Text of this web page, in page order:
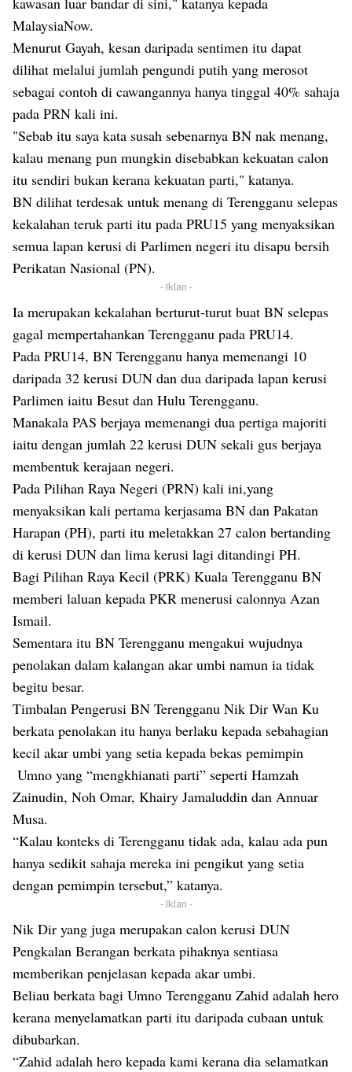
MalaysiaNow.
Menurut Gayah, kesan daripada sentimen itu dapat
dilihat melalui jumlah pengundi putih yang merosot
sebagai contoh di cawangannya hanya tinggal 40% sahaja
pada PRN kali ini.
"Sebab itu saya kata susah sebenarnya BN nak menang,
kalau menang pun mungkin disebabkan kekuatan calon
itu sendiri bukan kerana kekuatan parti," katanya.
BN dilihat terdesak untuk menang di Terengganu selepas
kekalahan teruk parti itu pada PRU15 yang menyaksikan
semua lapan kerusi di Parlimen negeri itu disapu bersih
Perikatan Nasional (PN).
- Iklan -
Ia merupakan kekalahan berturut-turut buat BN selepas
gagal mempertahankan Terengganu pada PRU14.
Pada PRU14, BN Terengganu hanya memenangi 10
daripada 32 kerusi DUN dan dua daripada lapan kerusi
Parlimen iaitu Besut dan Hulu Terengganu.
Manakala PAS berjaya memenangi dua pertiga majoriti
iaitu dengan jumlah 22 kerusi DUN sekali gus berjaya
membentuk kerajaan negeri.
Pada Pilihan Raya Negeri (PRN) kali ini,yang
menyaksikan kali pertama kerjasama BN dan Pakatan
Harapan (PH), parti itu meletakkan 27 calon bertanding
di kerusi DUN dan lima kerusi lagi ditandingi PH.
Bagi Pilihan Raya Kecil (PRK) Kuala Terengganu BN
memberi laluan kepada PKR menerusi calonnya Azan
Ismail.
Sementara itu BN Terengganu mengakui wujudnya
penolakan dalam kalangan akar umbi namun ia tidak
begitu besar.
Timbalan Pengerusi BN Terengganu Nik Dir Wan Ku
berkata penolakan itu hanya berlaku kepada sebahagian
kecil akar umbi yang setia kepada bekas pemimpin
Umno yang “mengkhianati parti” seperti Hamzah
Zainudin, Noh Omar, Khairy Jamaluddin dan Annuar
Musa.
“Kalau konteks di Terengganu tidak ada, kalau ada pun
hanya sedikit sahaja mereka ini pengikut yang setia
dengan pemimpin tersebut,” katanya.
- Iklan -
Nik Dir yang juga merupakan calon kerusi DUN
Pengkalan Berangan berkata pihaknya sentiasa
memberikan penjelasan kepada akar umbi.
Beliau berkata bagi Umno Terengganu Zahid adalah hero
kerana menyelamatkan parti itu daripada cubaan untuk
dibubarkan.
“Zahid adalah hero kepada kami kerana dia selamatkan